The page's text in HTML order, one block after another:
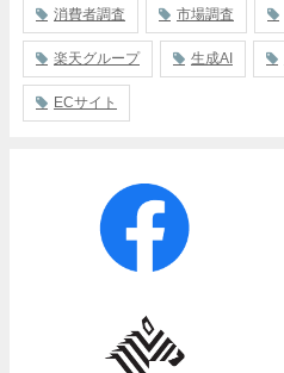
消費者調査 市場調査
楽天グループ 生成AI
ECサイト